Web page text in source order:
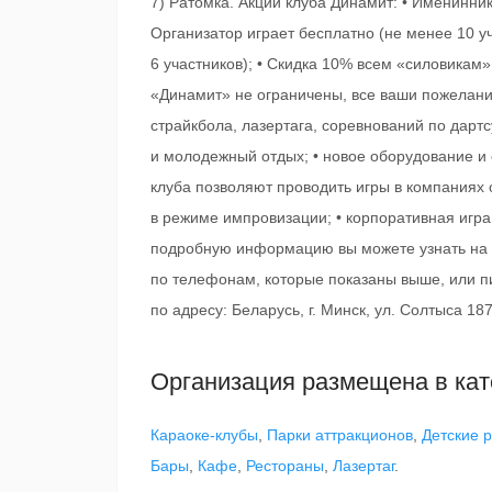
Организатор играет бесплатно (не менее 10
6 участников); • Скидка 10% всем
«Динамит» не ограничены, все ваши
страйкбола, лазертага, соревнований по
и молодежный отдых; • новое оборудование
клуба позволяют проводить игры в
в режиме импровизации; • корпоративная
подробную информацию вы можете узнать
по телефонам, которые показаны выше, или
по адресу: Беларусь, г. Минск, ул. Солтыса 187
Организация размещена в
Караоке-клубы Парки аттракционов Детские
Бары
Кафе Рестораны Лазертаг.